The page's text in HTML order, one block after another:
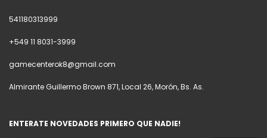
541180313999
+549 11 8031-3999
gamecenterok8@gmail.com
Almirante Guillermo Brown 871, Local 26, Morón, Bs. As.
ENTERATE NOVEDADES PRIMERO QUE NADIE!